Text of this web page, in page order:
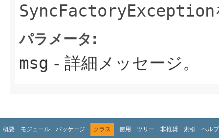
SyncFactoryException
パラメータ:
msg - 詳細メッセージ。
概要 モジュール パッケージ クラス 使用 ツリー 非推奨 索引 ヘルプ